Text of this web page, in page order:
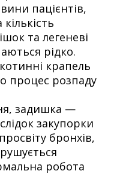
пацієнтів,
та легеневі
рідко.
крапель
процес розпаду
задишка —
закупорки
бронхів,
робота